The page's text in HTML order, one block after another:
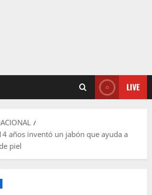
LIVE
años inventó un jabón que ayuda a
piel